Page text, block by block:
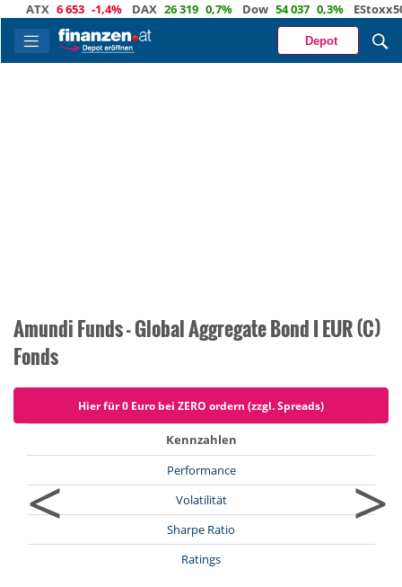
ATX 6 653 -1,4% DAX 26 319 0,7% Dow 54 037 0,3% EStoxx50
Depot
Amundi Funds - Global Aggregate Bond I EUR (C)
Fonds
Hier für 0 Euro bei ZERO ordern (zzgl. Spreads)
<
Kennzahlen
Performance
Volatilität
Sharpe Ratio
Ratings
>